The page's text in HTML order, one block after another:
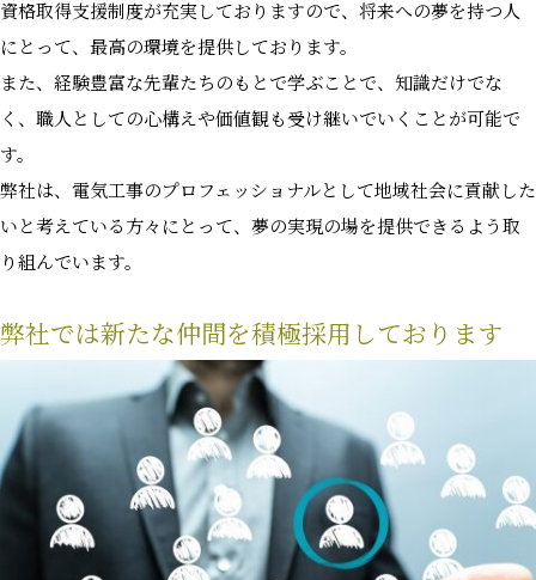
資格取得支援制度が充実しておりますので、将来への夢を持つ人
にとって、最高の環境を提供しております。
また、経験豊富な先輩たちのもとで学ぶことで、知識だけでな
く、職人としての心構えや価値観も受け継いでいくことが可能で
す。
弊社は、電気工事のプロフェッショナルとして地域社会に貢献した
いと考えている方々にとって、夢の実現の場を提供できるよう取
り組んでいます。
弊社では新たな仲間を積極採用しております